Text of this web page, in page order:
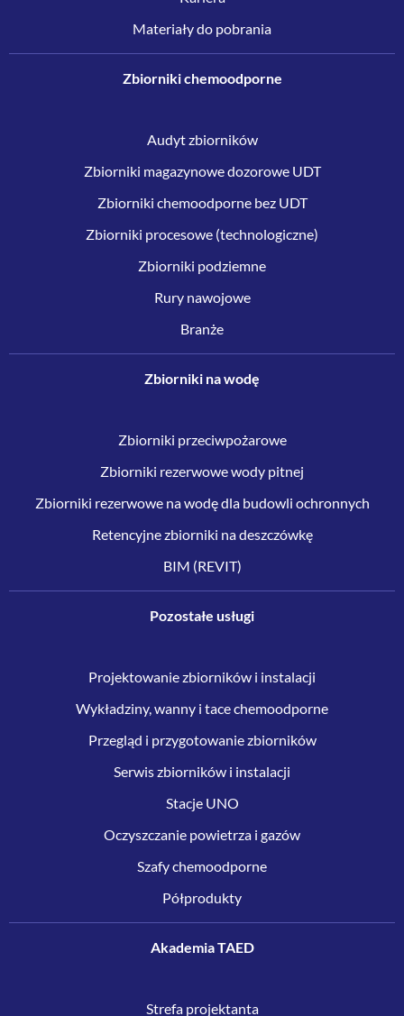
Materiały do pobrania
Zbiorniki chemoodporne
Audyt zbiorników
Zbiorniki magazynowe dozorowe UDT
Zbiorniki chemoodporne bez UDT
Zbiorniki procesowe (technologiczne)
Zbiorniki podziemne
Rury nawojowe
Branże
Zbiorniki na wodę
Zbiorniki przeciwpożarowe
Zbiorniki rezerwowe wody pitnej
Zbiorniki rezerwowe na wodę dla budowli ochronnych
Retencyjne zbiorniki na deszczówkę
BIM (REVIT)
Pozostałe usługi
Projektowanie zbiorników i instalacji
Wykładziny, wanny i tace chemoodporne
Przegląd i przygotowanie zbiorników
Serwis zbiorników i instalacji
Stacje UNO
Oczyszczanie powietrza i gazów
Szafy chemoodporne
Półprodukty
Akademia TAED
Strefa projektanta